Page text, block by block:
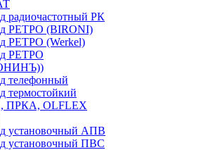
радиочастотный РК
РЕТРО (BIRONI)
РЕТРО (Werkel)
РЕТРО
телефонный
термостойкий
ПРКА, OLFLEX
установочный АПВ
установочный ПВС